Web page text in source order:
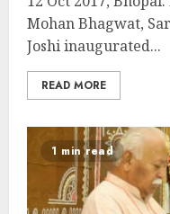
Mohan Bhagwat,
Joshi inaugurated...
READ MORE
1 min read